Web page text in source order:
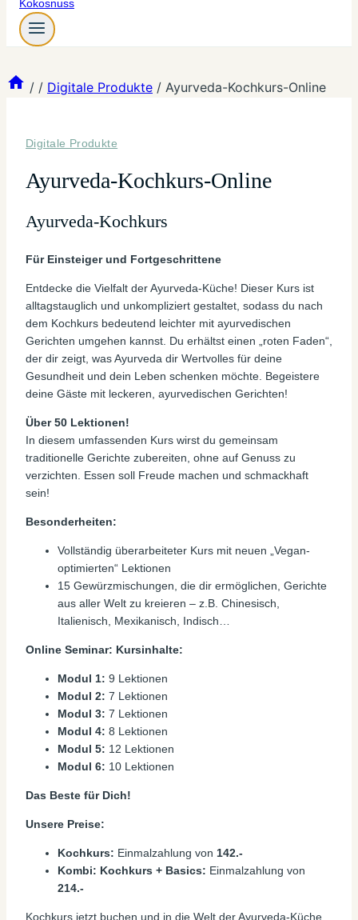
/ / Digitale Produkte / Ayurveda-Kochkurs-Online
Digitale Produkte
Ayurveda-Kochkurs-Online
Ayurveda-Kochkurs
Für Einsteiger und Fortgeschrittene
Entdecke die Vielfalt der Ayurveda-Küche! Dieser Kurs ist
alltagstauglich und unkompliziert gestaltet, sodass du nach
dem Kochkurs bedeutend leichter mit ayurvedischen
Gerichten umgehen kannst. Du erhältst einen „roten Faden“,
der dir zeigt, was Ayurveda dir Wertvolles für deine
Gesundheit und dein Leben schenken möchte. Begeistere
deine Gäste mit leckeren, ayurvedischen Gerichten!
Über 50 Lektionen!
In diesem umfassenden Kurs wirst du gemeinsam
traditionelle Gerichte zubereiten, ohne auf Genuss zu
verzichten. Essen soll Freude machen und schmackhaft
sein!
Besonderheiten:
Vollständig überarbeiteter Kurs mit neuen „Vegan-
optimierten“ Lektionen
15 Gewürzmischungen, die dir ermöglichen, Gerichte
aus aller Welt zu kreieren – z.B. Chinesisch,
Italienisch, Mexikanisch, Indisch…
Online Seminar: Kursinhalte:
Modul 1: 9 Lektionen
Modul 2: 7 Lektionen
Modul 3: 7 Lektionen
Modul 4: 8 Lektionen
Modul 5: 12 Lektionen
Modul 6: 10 Lektionen
Das Beste für Dich!
Unsere Preise:
Kochkurs: Einmalzahlung von 142.-
Kombi: Kochkurs + Basics: Einmalzahlung von
214.-
Kochkurs jetzt buchen und in die Welt der Ayurveda-Küche